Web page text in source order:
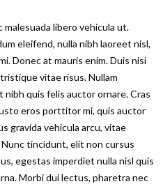
libero vehicula ut.
eleifend, nulla nibh laoreet nisl,
Donec at mauris enim. Duis nisi
vitae risus. Nullam
quis felis auctor ornare. Cras
eros porttitor mi, quis auctor
gravida vehicula arcu, vitae
tincidunt, elit non cursus
egestas imperdiet nulla nisl quis
Morbi dui lectus, pharetra nec